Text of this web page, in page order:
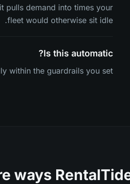
pulls demand into times your
fleet would otherwise sit idle.
Is this automatic?
within the guardrails you set.
ways